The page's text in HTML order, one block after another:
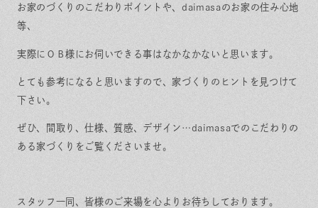
お家のづくりのこだわりポイントや、daimasaのお家の住み心地
等、
実際にＯＢ様にお伺いできる事はなかなかないと思います。
とても参考になると思いますので、家づくりのヒントを見つけて
下さい。
ぜひ、間取り、仕様、質感、デザイン…daimasaでのこだわりの
ある家づくりをご覧くださいませ。
スタッフ一同、皆様のご来場を心よりお待ちしております。